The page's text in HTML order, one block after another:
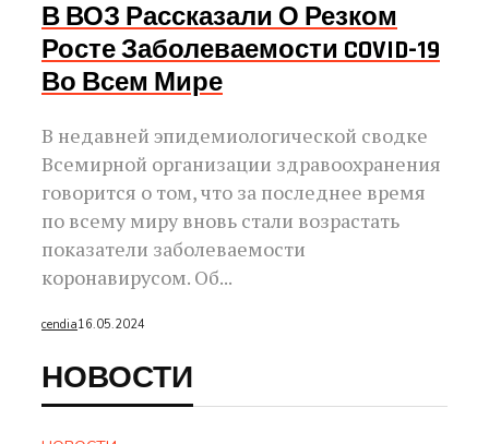
В ВОЗ Рассказали О Резком
Росте Заболеваемости COVID-19
Во Всем Мире
В недавней эпидемиологической сводке
Всемирной организации здравоохранения
говорится о том, что за последнее время
по всему миру вновь стали возрастать
показатели заболеваемости
коронавирусом. Об...
cendia16.05.2024
НОВОСТИ